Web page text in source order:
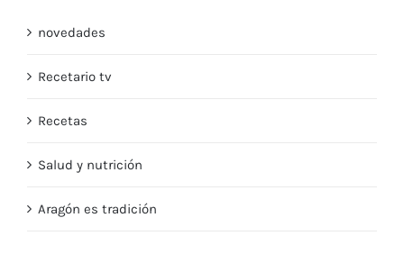
novedades
Recetario tv
Recetas
Salud y nutrición
Aragón es tradición